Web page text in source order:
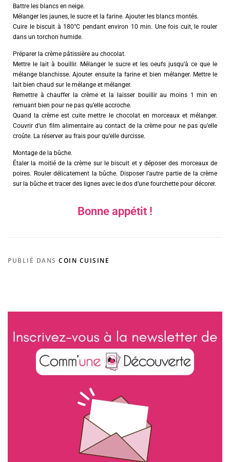
Battre les blancs en neige.
Mélanger les jaunes, le sucre et la farine. Ajouter les blancs montés.
Cuire le biscuit à 180°C pendant environ 10 min. Une fois cuit, le rouler
dans un torchon humide.
Préparer la crème pâtissière au chocolat.
Mettre le lait à bouillir. Mélanger le sucre et les oeufs jusqu’à ce que le
mélange blanchisse. Ajouter ensuite la farine et bien mélanger. Mettre le
lait bien chaud sur le mélange et mélanger.
Remettre à chauffer la crème et la laisser bouillir au moins 1 min en
remuant bien pour ne pas qu’elle accroche.
Quand la crème est cuite mettre le chocolat en morceaux et mélanger.
Couvrir d’un film alimentaire au contact de la crème pour ne pas qu’elle
croûte. La réserver au frais pour qu’elle durcisse.
Montage de la bûche.
Étaler la moitié de la crème sur le biscuit et y déposer des morceaux de
poires. Rouler délicatement la bûche. Disposer l’autre partie de la crème
sur la bûche et tracer des lignes avec le dos d’une fourchette pour décorer.
Bonne appétit !
PUBLIÉ DANS COIN CUISINE